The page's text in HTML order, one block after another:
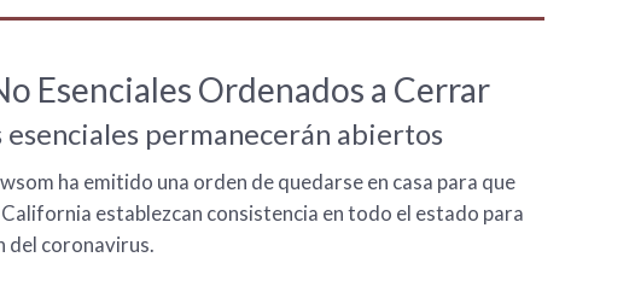
Esenciales Ordenados a Cerrar
esenciales permanecerán abiertos
ha emitido una orden de quedarse en casa para que
establezcan consistencia en todo el estado para
del coronavirus.